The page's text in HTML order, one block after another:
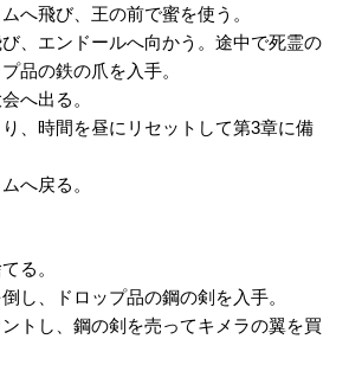
へ飛び、王の前で蜜を使う。
、エンドールへ向かう。途中で死霊の
品の鉄の爪を入手。
へ出る。
、時間を昼にリセットして第3章に備
へ戻る。
る。
し、ドロップ品の鋼の剣を入手。
トし、鋼の剣を売ってキメラの翼を買